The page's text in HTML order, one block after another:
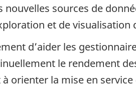
nouvelles sources de
et de visualisation
d’aider les
le rendement
orienter la mise en